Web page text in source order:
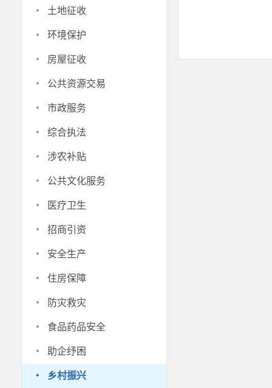
· 土地征收
· 环境保护
· 房屋征收
· 公共资源交易
· 市政服务
· 综合执法
· 涉农补贴
· 公共文化服务
· 医疗卫生
· 招商引资
· 安全生产
· 住房保障
· 防灾救灾
· 食品药品安全
· 助企纾困
· 乡村振兴